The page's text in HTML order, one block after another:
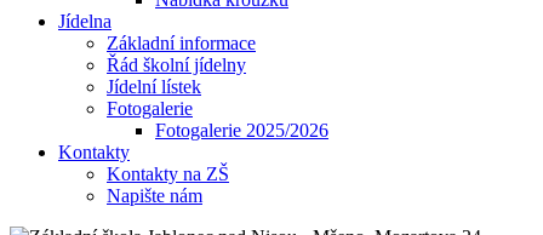
Jídelna
Základní informace
Řád školní jídelny
Jídelní lístek
Fotogalerie
Fotogalerie 2025/2026
Kontakty
Kontakty na ZŠ
Napište nám